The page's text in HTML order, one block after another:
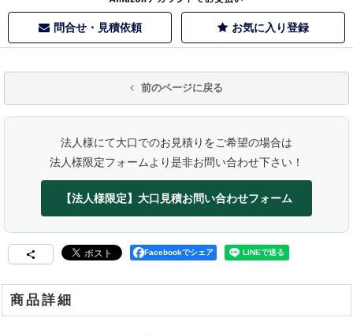
問合せ・見積依頼 お気に入り登録
前のページに戻る
法人様にて大口でのお見積りをご希望の場合は
法人様限定フォームより是非お問い合わせ下さい！
【法人様限定】大口見積お問い合わせフォーム
Facebookでシェア
商品詳細